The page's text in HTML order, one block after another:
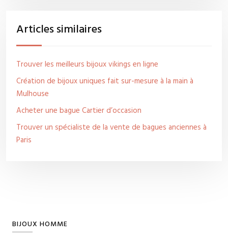
Articles similaires
Trouver les meilleurs bijoux vikings en ligne
Création de bijoux uniques fait sur-mesure à la main à
Mulhouse
Acheter une bague Cartier d’occasion
Trouver un spécialiste de la vente de bagues anciennes à
Paris
BIJOUX HOMME